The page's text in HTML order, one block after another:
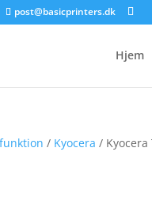
post@basicprinters.dk
Hjem
/ Kyocera / Kyocera